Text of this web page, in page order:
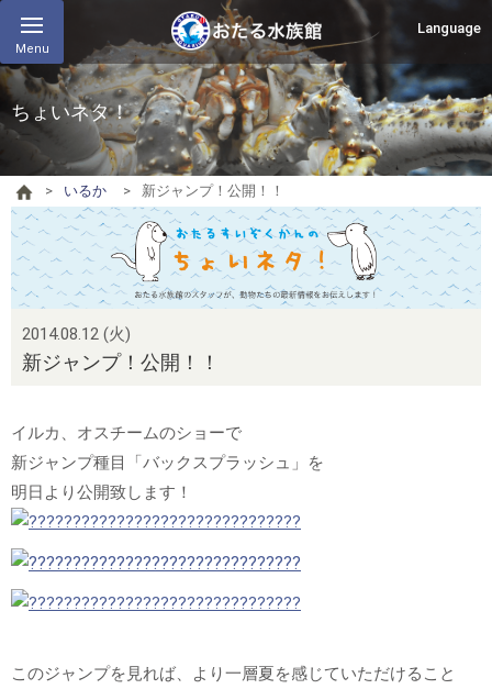
Menu
Language
ちょいネタ！
いるか 新ジャンプ！公開！！
2014.08.12 (火)
新ジャンプ！公開！！
イルカ、オスチームのショーで
新ジャンプ種目「バックスプラッシュ」を
明日より公開致します！
このジャンプを見れば、より一層夏を感じていただけること